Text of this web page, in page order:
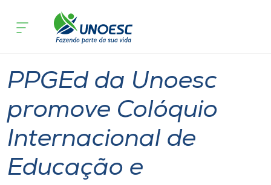
Cursos
Atendimento ao Estudante
Portal de Ensino
PPGEd da Unoesc
promove Colóquio
Internacional de
Educação e